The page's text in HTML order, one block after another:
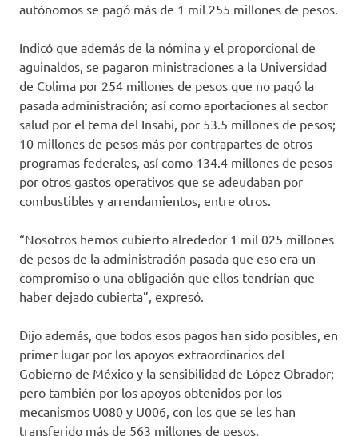
autónomos se pagó más de 1 mil 255 millones de pesos.
Indicó que además de la nómina y el proporcional de
aguinaldos, se pagaron ministraciones a la Universidad
de Colima por 254 millones de pesos que no pagó la
pasada administración; así como aportaciones al sector
salud por el tema del Insabi, por 53.5 millones de pesos;
10 millones de pesos más por contrapartes de otros
programas federales, así como 134.4 millones de pesos
por otros gastos operativos que se adeudaban por
combustibles y arrendamientos, entre otros.
“Nosotros hemos cubierto alrededor 1 mil 025 millones
de pesos de la administración pasada que eso era un
compromiso o una obligación que ellos tendrían que
haber dejado cubierta”, expresó.
Dijo además, que todos esos pagos han sido posibles, en
primer lugar por los apoyos extraordinarios del
Gobierno de México y la sensibilidad de López Obrador;
pero también por los apoyos obtenidos por los
mecanismos U080 y U006, con los que se les han
transferido más de 563 millones de pesos.